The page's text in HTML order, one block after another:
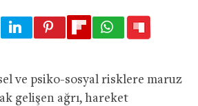
ve psiko-sosyal risklere maruz
gelişen ağrı, hareket